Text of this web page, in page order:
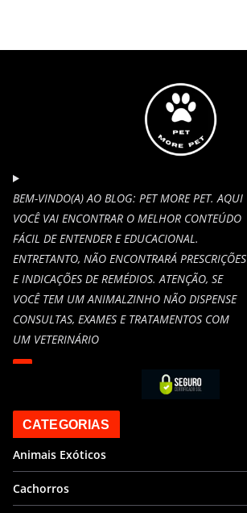
BEM-VINDO(A) AO BLOG: PET MORE PET. AQUI
VOCÊ VAI ENCONTRAR O MELHOR CONTEÚDO
FÁCIL DE ENTENDER E EDUCACIONAL.
ENTRETANTO, NÃO ENCONTRARÁ PRESCRIÇÕES
E INDICAÇÕES DE REMÉDIOS. ATENÇÃO, SE
VOCÊ TEM UM ANIMALZINHO NÃO DISPENSE
CONSULTAS, EXAMES E TRATAMENTOS COM
UM VETERINÁRIO
CATEGORIAS
Animais Exóticos
Cachorros